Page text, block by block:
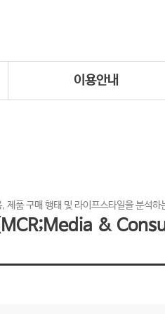
이용안내
제품 구매 행태 및 라이프스타일을 분석하
&